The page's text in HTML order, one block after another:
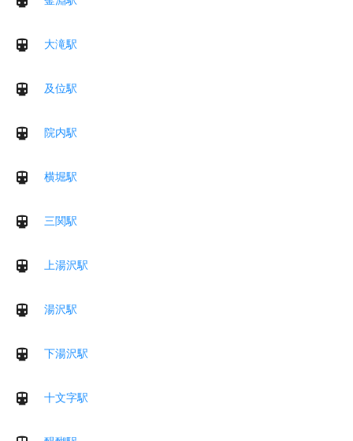
大滝駅
及位駅
院内駅
横堀駅
三関駅
上湯沢駅
湯沢駅
下湯沢駅
十文字駅